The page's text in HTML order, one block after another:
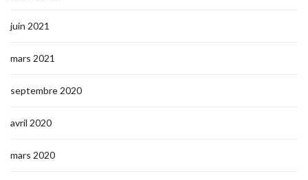
juin 2021
mars 2021
septembre 2020
avril 2020
mars 2020